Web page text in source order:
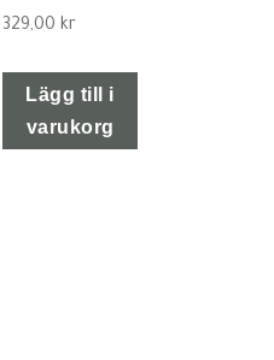
329,00 kr
Lägg till i
varukorg